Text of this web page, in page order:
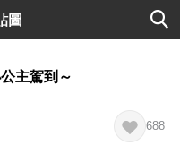
圖
主駕到～
688